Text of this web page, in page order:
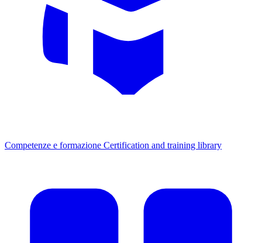
Competenze e formazione Certification and training library